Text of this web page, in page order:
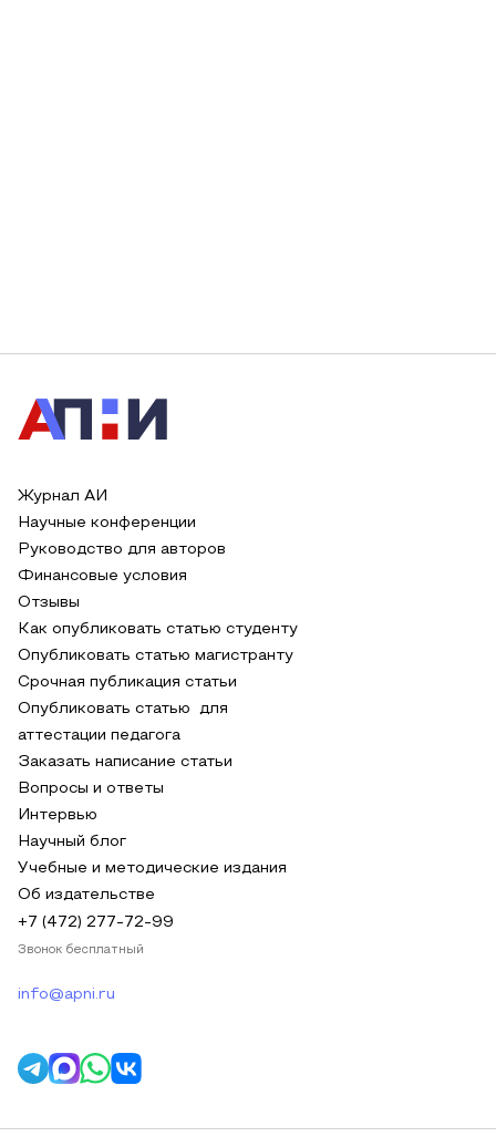
Журнал АИ
Научные конференции
Руководство для авторов
Финансовые условия
Отзывы
Как опубликовать статью студенту
Опубликовать статью магистранту
Срочная публикация статьи
Опубликовать статью для
аттестации педагога
Заказать написание статьи
Вопросы и ответы
Интервью
Научный блог
Учебные и методические издания
Об издательстве
+7 (472) 277-72-99
Звонок бесплатный
info@apni.ru